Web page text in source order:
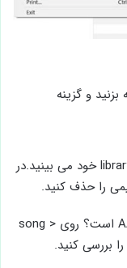
اکنون یک فایل تکراری با همان نام در library خود می بینید.در
مطمئن نیستید کدام یک از این دو نسخه AAC است؟ روی song >